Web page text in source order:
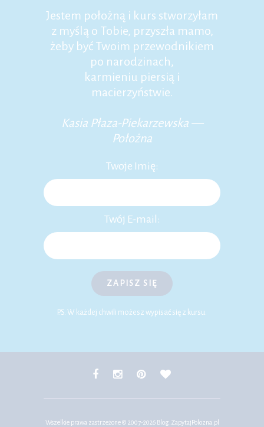
Jestem położną i kurs stworzyłam
z myślą o Tobie, przyszła mamo,
żeby być Twoim przewodnikiem
po narodzinach,
karmieniu piersią i
macierzyństwie.
Kasia Płaza-Piekarzewska —
Położna
Twoje Imię:
Twój E-mail:
ZAPISZ SIĘ
P.S. W każdej chwili możesz wypisać się z kursu.
Wszelkie prawa zastrzeżone © 2007-2026 Blog.ZapytajPolozna.pl